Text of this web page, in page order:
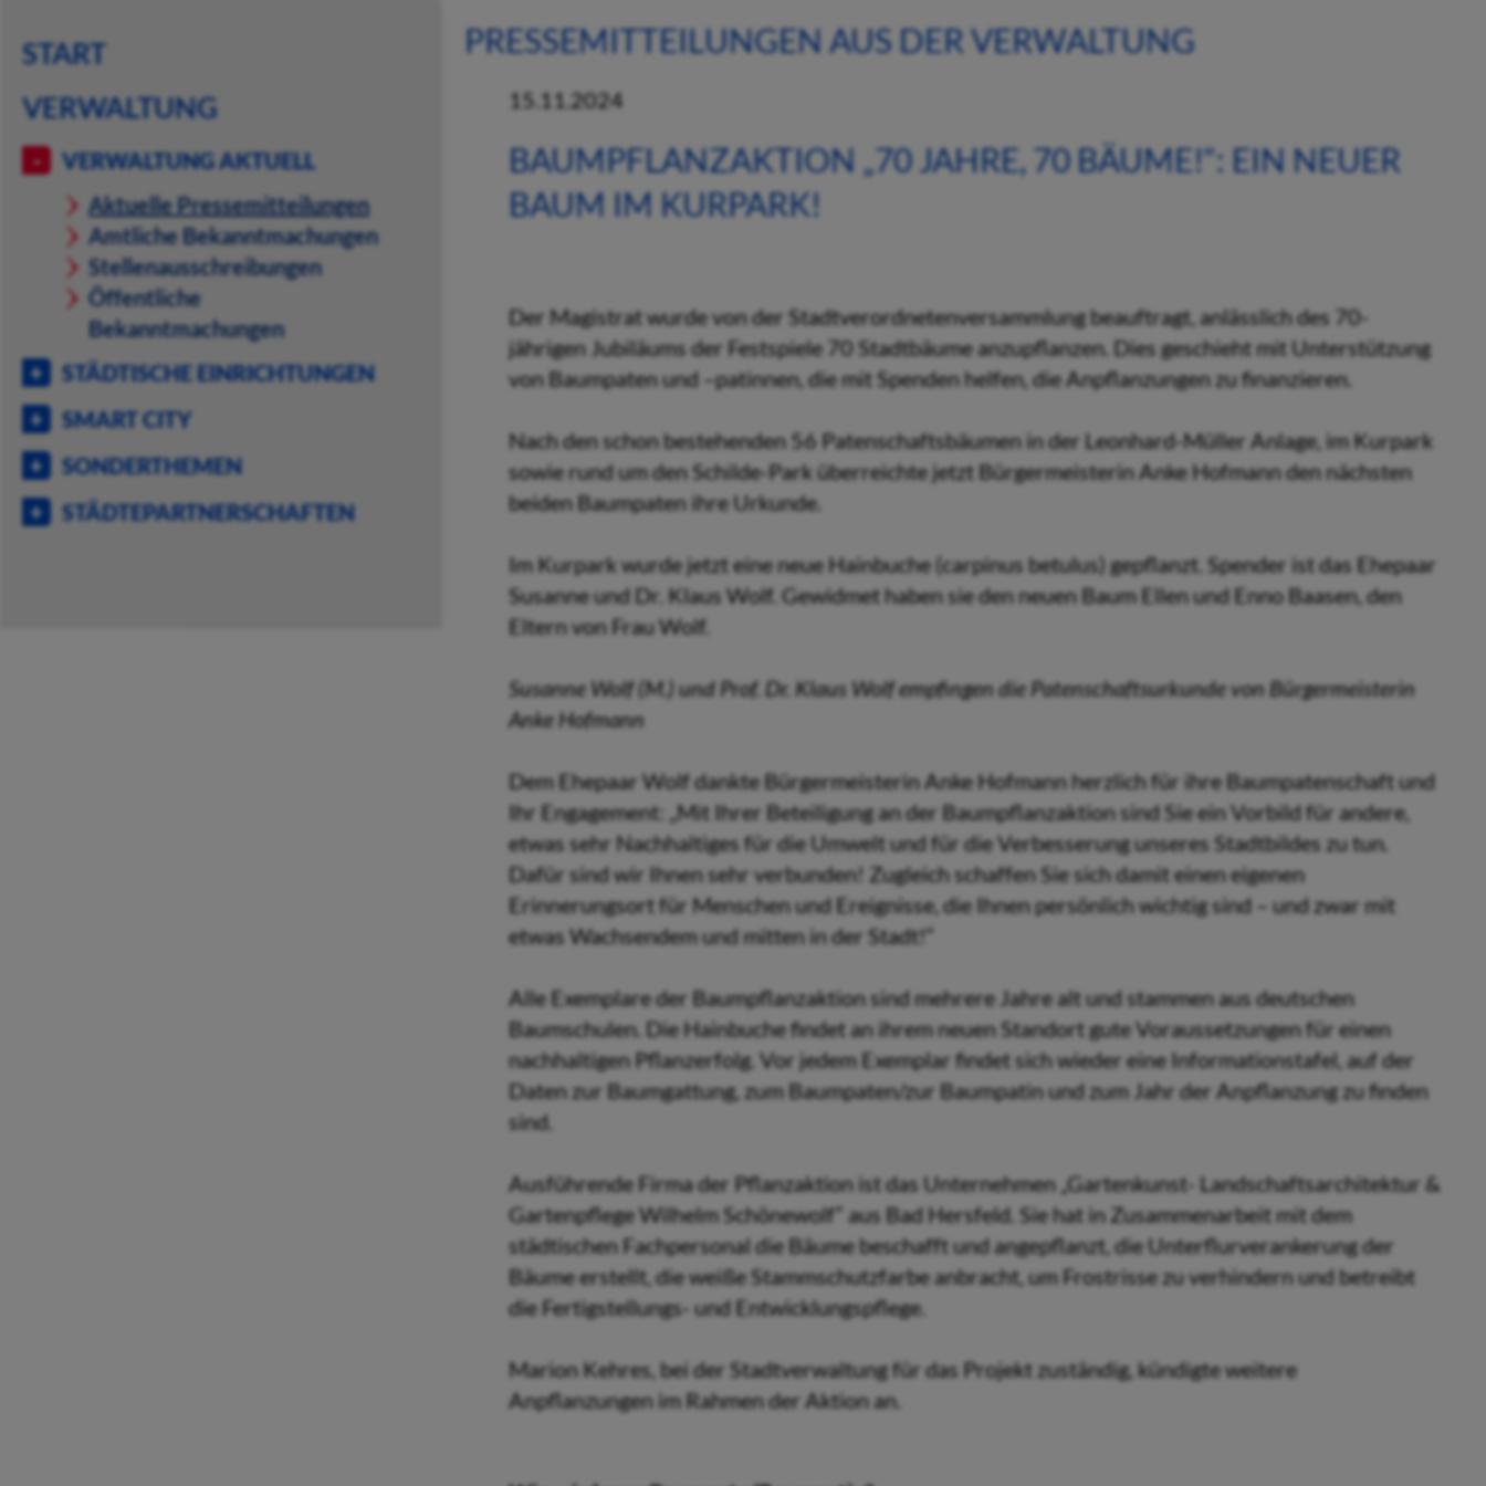
START
VERWALTUNG
VERWALTUNG AKTUELL
Aktuelle Pressemitteilungen
Amtliche Bekanntmachungen
Stellenausschreibungen
Öffentliche
Bekanntmachungen
STÄDTISCHE EINRICHTUNGEN
SMART CITY
SONDERTHEMEN
STÄDTEPARTNERSCHAFTEN
PRESSEMITTEILUNGEN AUS DER VERWALTUNG
15.11.2024
BAUMPFLANZAKTION „70 JAHRE, 70 BÄUME!“: EIN NEUER
BAUM IM KURPARK!
Der Magistrat wurde von der Stadtverordnetenversammlung beauftragt, anlässlich des 70-
jährigen Jubiläums der Festspiele 70 Stadtbäume anzupflanzen. Dies geschieht mit Unterstützung
von Baumpaten und –patinnen, die mit Spenden helfen, die Anpflanzungen zu finanzieren.
Nach den schon bestehenden 56 Patenschaftsbäumen in der Leonhard-Müller Anlage, im Kurpark
sowie rund um den Schilde-Park überreichte jetzt Bürgermeisterin Anke Hofmann den nächsten
beiden Baumpaten ihre Urkunde.
Im Kurpark wurde jetzt eine neue Hainbuche (carpinus betulus) gepflanzt. Spender ist das Ehepaar
Susanne und Dr. Klaus Wolf. Gewidmet haben sie den neuen Baum Ellen und Enno Baasen, den
Eltern von Frau Wolf.
Susanne Wolf (M.) und Prof. Dr. Klaus Wolf empfingen die Patenschaftsurkunde von Bürgermeisterin
Anke Hofmann
Dem Ehepaar Wolf dankte Bürgermeisterin Anke Hofmann herzlich für ihre Baumpatenschaft und
Ihr Engagement: „Mit Ihrer Beteiligung an der Baumpflanzaktion sind Sie ein Vorbild für andere,
etwas sehr Nachhaltiges für die Umwelt und für die Verbesserung unseres Stadtbildes zu tun.
Dafür sind wir Ihnen sehr verbunden! Zugleich schaffen Sie sich damit einen eigenen
Erinnerungsort für Menschen und Ereignisse, die Ihnen persönlich wichtig sind – und zwar mit
etwas Wachsendem und mitten in der Stadt!“
Alle Exemplare der Baumpflanzaktion sind mehrere Jahre alt und stammen aus deutschen
Baumschulen. Die Hainbuche findet an ihrem neuen Standort gute Voraussetzungen für einen
nachhaltigen Pflanzerfolg. Vor jedem Exemplar findet sich wieder eine Informationstafel, auf der
Daten zur Baumgattung, zum Baumpaten/zur Baumpatin und zum Jahr der Anpflanzung zu finden
sind.
Ausführende Firma der Pflanzaktion ist das Unternehmen „Gartenkunst- Landschaftsarchitektur &
Gartenpflege Wilhelm Schönewolf“ aus Bad Hersfeld. Sie hat in Zusammenarbeit mit dem
städtischen Fachpersonal die Bäume beschafft und angepflanzt, die Unterflurverankerung der
Bäume erstellt, die weiße Stammschutzfarbe anbracht, um Frostrisse zu verhindern und betreibt
die Fertigstellungs- und Entwicklungspflege.
Marion Kehres, bei der Stadtverwaltung für das Projekt zuständig, kündigte weitere
Anpflanzungen im Rahmen der Aktion an.